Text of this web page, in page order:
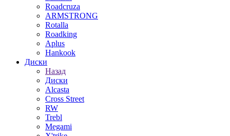
Roadcruza
ARMSTRONG
Rotalla
Roadking
Aplus
Hankook
Диски
Назад
Диски
Alcasta
Cross Street
RW
Trebl
Megami